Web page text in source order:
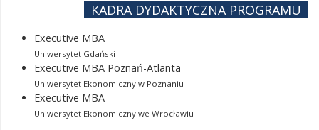
KADRA DYDAKTYCZNA PROGRAMU
Executive MBA
Uniwersytet Gdański
Executive MBA Poznań-Atlanta
Uniwersytet Ekonomiczny w Poznaniu
Executive MBA
Uniwersytet Ekonomiczny we Wrocławiu